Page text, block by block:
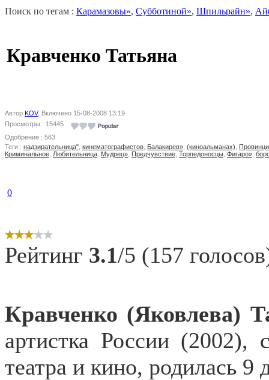
Поиск по тегам : Карамазовы», Субботиной», Шпильрайн»,
Кравченко Татьяна
Автор KOV, Включено 15-08-2008 13:19
Просмотры : 15445
Одобрение : 563
Теги : надзирательница" кинематографистов Балакирев» (киноальманах)
Криминальное Любительница Мудрец» Предчувствие Торпедоносцы Фигаро»
0
Рейтинг 3.1/5 (157
Кравченко (Яковлева)
артистка России (2002),
театра и кино, родилась 9